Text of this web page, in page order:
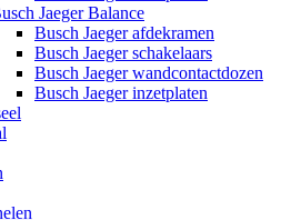
Jaeger Balance
Busch Jaeger afdekramen
Busch Jaeger schakelaars
Busch Jaeger wandcontactdozen
Busch Jaeger inzetplaten